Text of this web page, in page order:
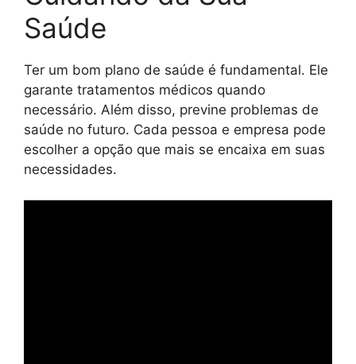
Saúde
Ter um bom plano de saúde é fundamental. Ele
garante tratamentos médicos quando
necessário. Além disso, previne problemas de
saúde no futuro. Cada pessoa e empresa pode
escolher a opção que mais se encaixa em suas
necessidades.